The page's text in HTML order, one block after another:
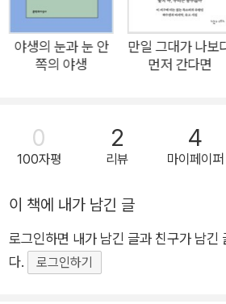
가까스로 도달할 수 있는 미래다. —소유
시지 1—우연한 미래로의 초대」에서 시공간 너머 우연한 만남에
서 전송되는 처음 들어보는 이야기의 미래 음악은 선처럼 흐르
것만이/우리의 믿음”. 시집의 첫 시 「흑
기다. 마음에 불안을 일으키는 세계의 소
한다는 이 목소리는 어떤 결단처럼 읽힌
시편들은 여리지만 때때로 우리의 삶을
을 그린다. “바람에 종이 풍경이 흔들리고
야생의 눈과 눈 안
쪽의 야생
만일 그대가 나보
먼저 간다면
0
100자평
2
리뷰
4
마이페이퍼
이 책에 내가 남긴 글
로그인하면 내가 남긴 글과 친구가 남긴
다.
로그인하기